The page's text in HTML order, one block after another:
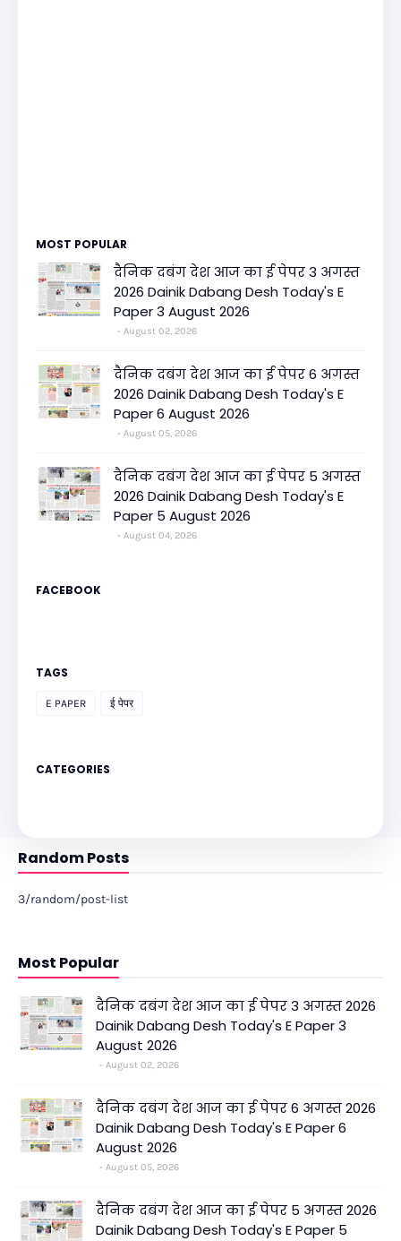
MOST POPULAR
दैनिक दबंग देश आज का ई पेपर 3 अगस्त
2026 Dainik Dabang Desh Today's E
Paper 3 August 2026
August 02, 2026
दैनिक दबंग देश आज का ई पेपर 6 अगस्त
2026 Dainik Dabang Desh Today's E
Paper 6 August 2026
August 05, 2026
दैनिक दबंग देश आज का ई पेपर 5 अगस्त
2026 Dainik Dabang Desh Today's E
Paper 5 August 2026
August 04, 2026
FACEBOOK
TAGS
E PAPER ई पेपर
CATEGORIES
Random Posts
3/random/post-list
Most Popular
दैनिक दबंग देश आज का ई पेपर 3 अगस्त 2026
Dainik Dabang Desh Today's E Paper 3
August 2026
August 02, 2026
दैनिक दबंग देश आज का ई पेपर 6 अगस्त 2026
Dainik Dabang Desh Today's E Paper 6
August 2026
August 05, 2026
दैनिक दबंग देश आज का ई पेपर 5 अगस्त 2026
Dainik Dabang Desh Today's E Paper 5